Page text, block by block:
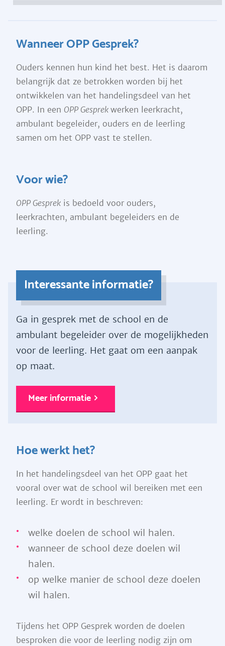
Wanneer OPP Gesprek?
Ouders kennen hun kind het best. Het is daarom
belangrijk dat ze betrokken worden bij het
ontwikkelen van het handelingsdeel van het
OPP. In een OPP Gesprek werken leerkracht,
ambulant begeleider, ouders en de leerling
samen om het OPP vast te stellen.
Voor wie?
OPP Gesprek is bedoeld voor ouders,
leerkrachten, ambulant begeleiders en de
leerling.
Interessante informatie?
Ga in gesprek met de school en de
ambulant begeleider over de mogelijkheden
voor de leerling. Het gaat om een aanpak
op maat.
Meer informatie
Hoe werkt het?
In het handelingsdeel van het OPP gaat het
vooral over wat de school wil bereiken met een
leerling. Er wordt in beschreven:
welke doelen de school wil halen.
wanneer de school deze doelen wil
halen.
op welke manier de school deze doelen
wil halen.
Tijdens het OPP Gesprek worden de doelen
besproken die voor de leerling nodig zijn om